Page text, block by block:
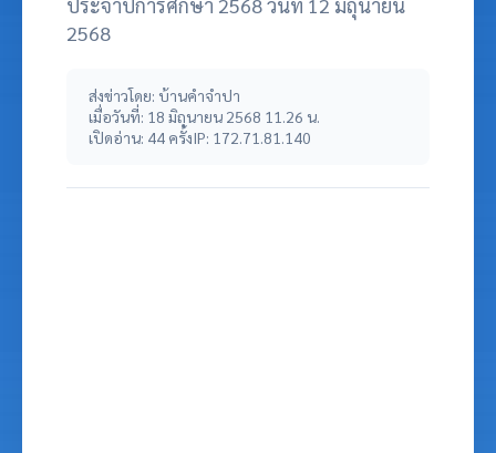
2568
ส่งข่าวโดย: บ้านคำจำปา
เมื่อวันที่: 18 มิถุนายน 2568 11.26 น.
เปิดอ่าน: 44 ครั้งIP: 172.71.81.140